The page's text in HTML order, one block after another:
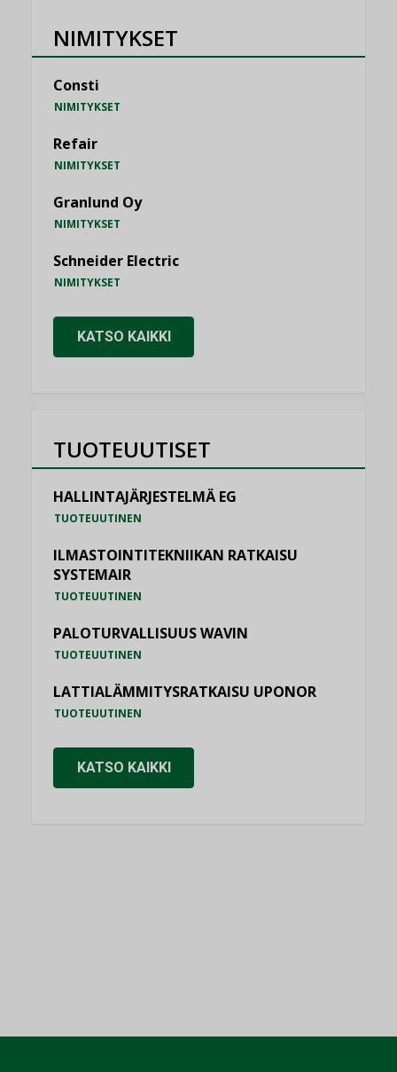
NIMITYKSET
Consti
NIMITYKSET
Refair
NIMITYKSET
Granlund Oy
NIMITYKSET
Schneider Electric
NIMITYKSET
KATSO KAIKKI
TUOTEUUTISET
HALLINTAJÄRJESTELMÄ EG
TUOTEUUTINEN
ILMASTOINTITEKNIIKAN RATKAISU
SYSTEMAIR
TUOTEUUTINEN
PALOTURVALLISUUS WAVIN
TUOTEUUTINEN
LATTIALÄMMITYSRATKAISU UPONOR
TUOTEUUTINEN
KATSO KAIKKI